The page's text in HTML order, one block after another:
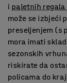
i paletnih regala
može se izbjeći
preseljenjem (s
mora imati
sezonskih
riskirate da
policama do